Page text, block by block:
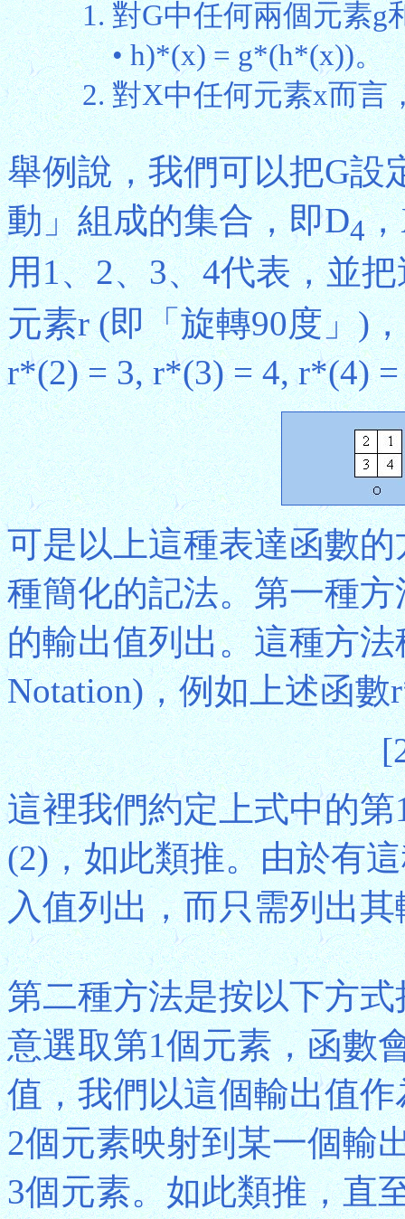
對G中任何兩個元素g
• h)*(x) = g*(h*(x))。
對X中任何元素x而言
舉例說，我們可以把G設
動」組成的集合，即D4
用1、2、3、4代表，並
元素r (即「旋轉90度」)
r*(2) = 3, r*(3) = 4, r*(4)
可是以上這種表達函數
種簡化的記法。第一種
的輸出值列出。這種方
Notation)，例如上述函
這裡我們約定上式中的
(2)，如此類推。由於有
入值列出，而只需列出
第二種方法是按以下方
意選取第1個元素，函數
值，我們以這個輸出值
2個元素映射到某一個輸
3個元素。如此類推，直